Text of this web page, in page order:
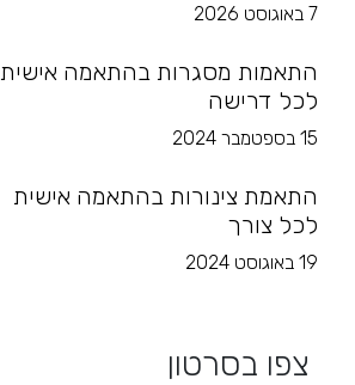
7 באוגוסט 2026
התאמות מסגרות בהתאמה אישית
לכל דרישה
15 בספטמבר 2024
התאמת צינורות בהתאמה אישית
לכל צורך
19 באוגוסט 2024
צפו בסרטון